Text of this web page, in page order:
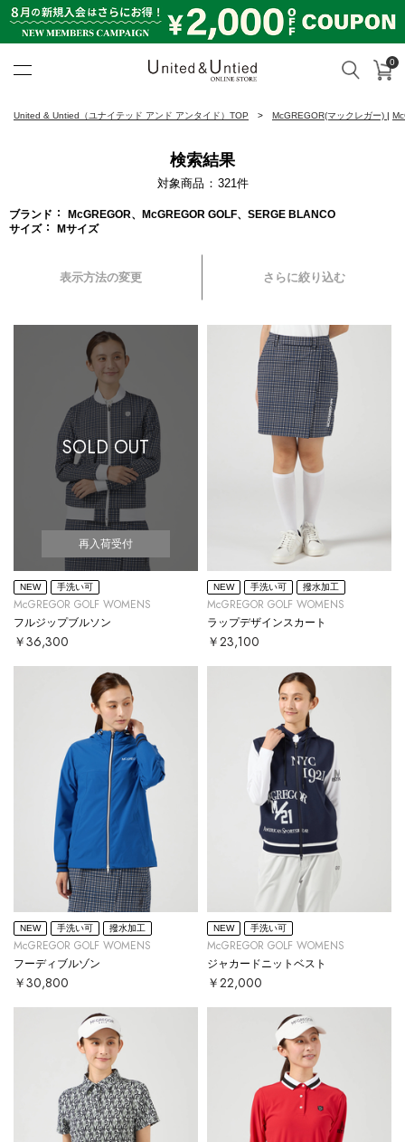
検索 カ
0
United & Untied（ユナイテッド アンド アンタイド）TOP McGREGOR(マックレガー) |
検索結果
対象商品 321 件
ブランド
McGREGOR、McGREGOR GOLF、SERGE BLANCO
サイズ
Mサイズ
表示方法の変更 さらに絞り込む
SOLD OUT
再入荷受付
NEW 手洗い可
McGREGOR GOLF WOMENS
フルジップブルソン
￥36,300
NEW 手洗い可 撥水加工
McGREGOR GOLF WOMENS
ラップデザインスカート
￥23,100
NEW 手洗い可 撥水加工
McGREGOR GOLF WOMENS
フーディブルゾン
￥30,800
NEW 手洗い可
McGREGOR GOLF WOMENS
ジャカードニットベスト
￥22,000